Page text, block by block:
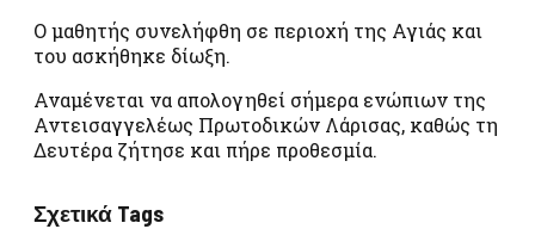
Ο μαθητής συνελήφθη σε περιοχή της Αγιάς και
του ασκήθηκε δίωξη.
Αναμένεται να απολογηθεί σήμερα ενώπιων της
Αντεισαγγελέως Πρωτοδικών Λάρισας, καθώς τη
Δευτέρα ζήτησε και πήρε προθεσμία.
Σχετικά Tags